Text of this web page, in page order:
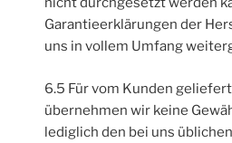
Garantieerklärungen der
uns in vollem Umfang
6.5 Für vom Kunden
übernehmen wir keine
lediglich den bei uns